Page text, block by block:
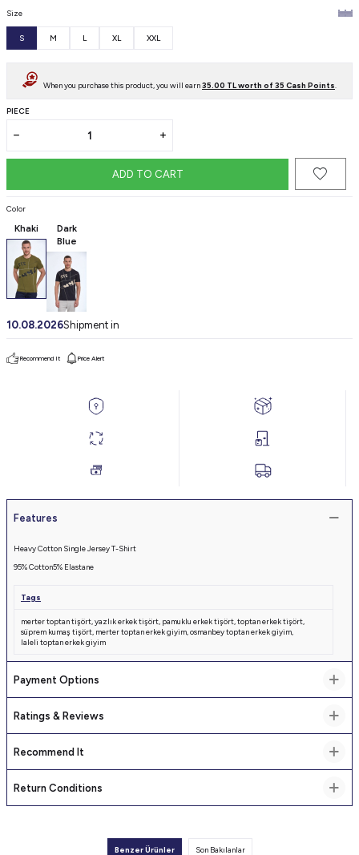
Size
S M L XL XXL
When you purchase this product, you will earn35.00 TL worth of35 Cash Points
PIECE
ADD TO CART
Color
Khaki
Dark
Blue
10.08.2026Shipment in
Recommend It Price Alert
Features
Heavy Cotton Single Jersey T-Shirt
95% Cotton5% Elastane
Tags
merter toptan tişört yazlık erkek tişört pamuklu erkek tişört toptan erkek tişört
süprem kumaş tişört merter toptan erkek giyim osmanbey toptan erkek giyim
laleli toptan erkek giyim
Payment Options
Ratings & Reviews
Recommend It
Return Conditions
Benzer Ürünler Son Bakılanlar